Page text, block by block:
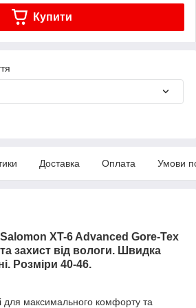
Купити
Доставка Оплата Умови
Salomon XT-6 Advanced Gore-Tex
захист від вологи. Швидка
Розміри 40-46.
для максимального комфорту та